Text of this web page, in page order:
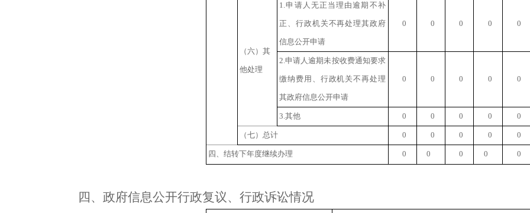
（六）其
他处理
1.申请人无正当理由逾期不补
正、行政机关不再处理其政府
信息公开申请
0 0 0 0 0
2.申请人逾期未按收费通知要求
缴纳费用、行政机关不再处理
其政府信息公开申请
0 0 0 0 0
3.其他 0 0 0 0 0
（七）总计 0 0 0 0 0
四、结转下年度继续办理 0 0 0 0 0
四、 政府信息公开行政复议、行政诉讼情况